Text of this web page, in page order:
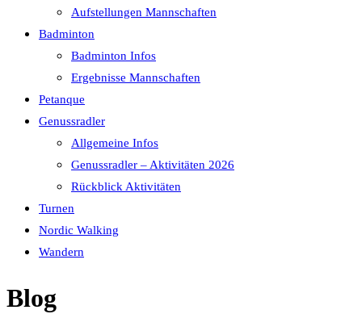
Aufstellungen Mannschaften
Badminton
Badminton Infos
Ergebnisse Mannschaften
Petanque
Genussradler
Allgemeine Infos
Genussradler – Aktivitäten 2026
Rückblick Aktivitäten
Turnen
Nordic Walking
Wandern
Blog